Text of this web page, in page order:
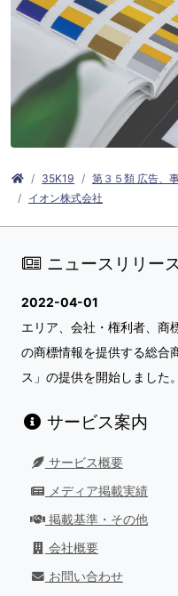
35K19 第３５類 広告、
イオン株式会社
ニュースリリー
2022-04-01
エリア、会社・権利者、商
の商標情報を提供する総合
ス」の提供を開始しました。
サービス案内
サービス概要
メディア掲載実績
掲載基準・その他
会社概要
お問い合わせ